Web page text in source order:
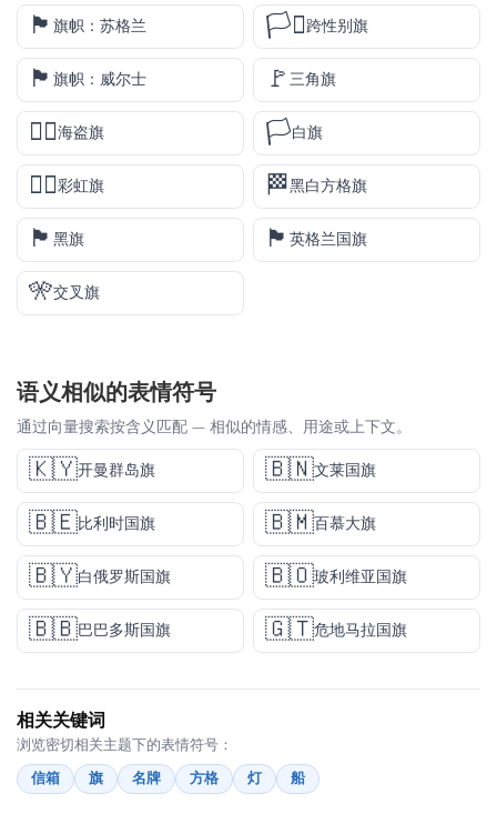
🏴󠁧󠁢󠁳󠁣󠁴󠁿 旗帜：苏格兰 🏳️‍⚧️跨性别旗
🏴󠁧󠁢󠁷󠁬󠁳󠁿 旗帜：威尔士 🚩 三角旗
🏴‍☠️海盗旗 🏳️白旗
🏳️‍🌈彩虹旗 🏁黑白方格旗
🏴 黑旗 🏴󠁧󠁢󠁥󠁮󠁧󠁿 英格兰国旗
🎌交叉旗
语义相似的表情符号
通过向量搜索按含义匹配 — 相似的情感、用途或上下文。
🇰🇾开曼群岛旗 🇧🇳文莱国旗
🇧🇪比利时国旗 🇧🇲百慕大旗
🇧🇾白俄罗斯国旗 🇧🇴玻利维亚国旗
🇧🇧巴巴多斯国旗 🇬🇹危地马拉国旗
相关关键词
浏览密切相关主题下的表情符号：
信箱
旗 名牌 方格 灯 船